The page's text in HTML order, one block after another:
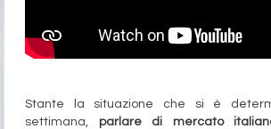
Stante la situazione che si è
settimana,
parlare di mercato